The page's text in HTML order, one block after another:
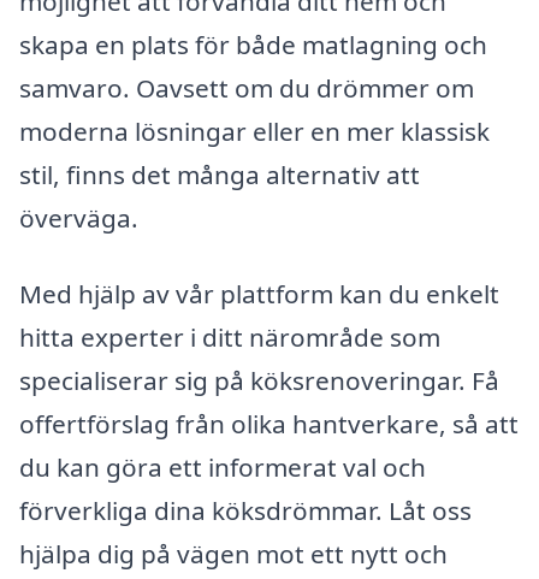
skapa en plats för både matlagning och
samvaro. Oavsett om du drömmer om
moderna lösningar eller en mer klassisk
stil, finns det många alternativ att
överväga.
Med hjälp av vår plattform kan du enkelt
hitta experter i ditt närområde som
specialiserar sig på köksrenoveringar. Få
offertförslag från olika hantverkare, så att
du kan göra ett informerat val och
förverkliga dina köksdrömmar. Låt oss
hjälpa dig på vägen mot ett nytt och